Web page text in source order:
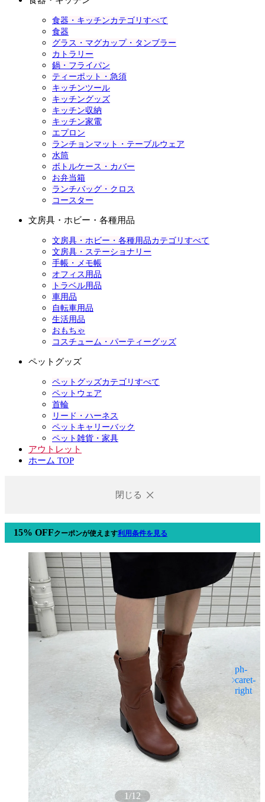
食器・キッチンカテゴリすべて
食器
グラス・マグカップ・タンブラー
カトラリー
鍋・フライパン
ティーポット・急須
キッチンツール
キッチングッズ
キッチン収納
キッチン家電
エプロン
ランチョンマット・テーブルウェア
水筒
ボトルケース・カバー
お弁当箱
ランチバッグ・クロス
コースター
文房具・ホビー・各種用品
文房具・ホビー・各種用品カテゴリすべて
文房具・ステーショナリー
手帳・メモ帳
オフィス用品
トラベル用品
車用品
自転車用品
生活用品
おもちゃ
コスチューム・パーティーグッズ
ペットグッズ
ペットグッズカテゴリすべて
ペットウェア
首輪
リード・ハーネス
ペットキャリーバック
ペット雑貨・家具
アウトレット
ホーム TOP
閉じる
15% OFFクーポンが使えます利用条件を見る
1/12